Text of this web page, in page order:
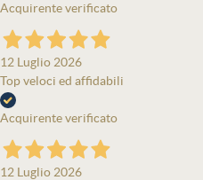
Acquirente verificato
12 Luglio 2026
Top veloci ed affidabili
Acquirente verificato
12 Luglio 2026